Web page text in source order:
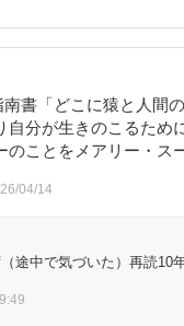
書「どこに猿と人間
分が生きのこるため
のことをメアリー・ス
04/14
途中で気づいた）再読10